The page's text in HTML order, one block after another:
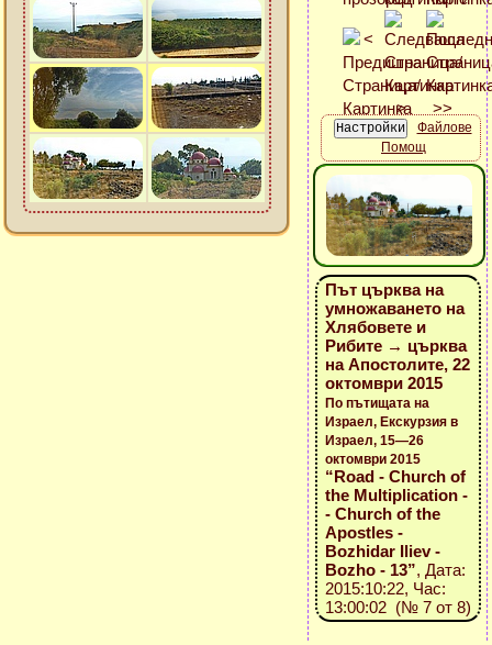
Файлове
Помощ
Път църква на
умножаването на
Хлябовете и
Рибите → църква
на Апостолите, 22
октомври 2015
По пътищата на
Израел, Екскурзия в
Израел, 15—26
октомври 2015
“Road - Church of
the Multiplication -
- Church of the
Apostles -
Bozhidar Iliev -
Bozho - 13”, Дата:
2015:10:22, Час:
13:00:02 (№ 7 от 8)